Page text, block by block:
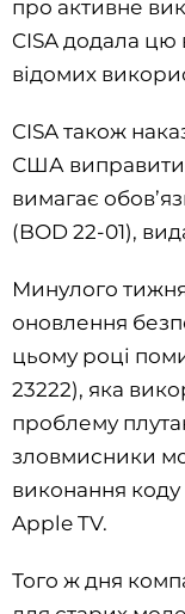
про активне
CISA додала цю
відомих
CISA також
США виправити
вимагає
(BOD 22-01),
Минулого
оновлення
цьому році
23222), яка
проблему
зловмисники
виконання
Apple TV.
Того ж дня